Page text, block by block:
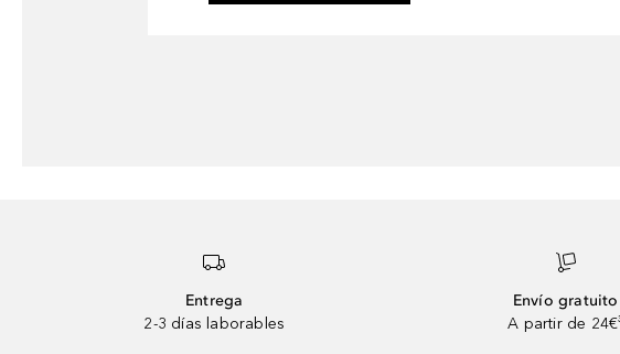
Entrega
2-3 días laborables
Envío gratuito
A partir de